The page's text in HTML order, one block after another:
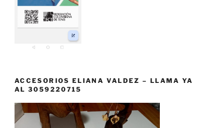
ACCESORIOS ELIANA VALDEZ – LLAMA YA
AL 3059220715